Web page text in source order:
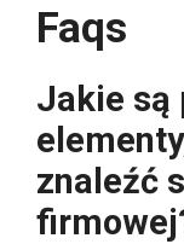
Faqs
Jakie są
znaleźć